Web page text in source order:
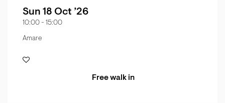
Sun 18 Oct ’26
10:00 - 15:00
Amare
Free walk in